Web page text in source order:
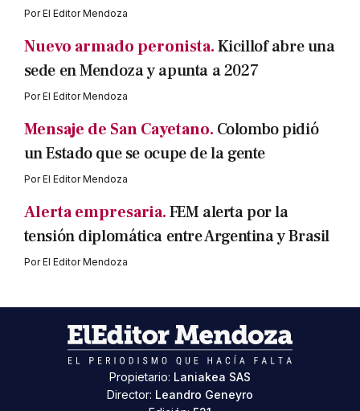
PorEl Editor Mendoza
Nuevo armado peronista.Kicillof abre una
sede en Mendoza y apunta a 2027
PorEl Editor Mendoza
Mensaje de San Cayetano. Colombo pidió
un Estado que se ocupe de la gente
PorEl Editor Mendoza
Alerta empresaria.FEM alerta por la
tensión diplomática entre Argentina y Brasil
PorEl Editor Mendoza
Propietario: Laniakea SAS
Director: Leandro Geneyro